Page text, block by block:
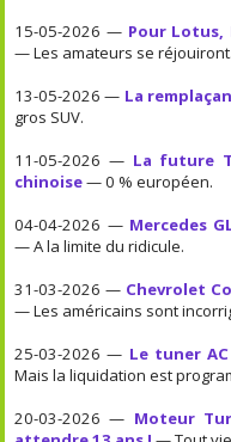
15-05-2026 — Pour Lotus,
— Les amateurs se réjouiront.
13-05-2026 — La
gros SUV.
11-05-2026 — La future
chinoise— 0 % européen.
04-04-2026 — Mercedes
— A la limite du ridicule.
31-03-2026 — Chevrolet
— Les américains sont
25-03-2026 — Le tuner
Mais la liquidation est
20-03-2026 — Moteur